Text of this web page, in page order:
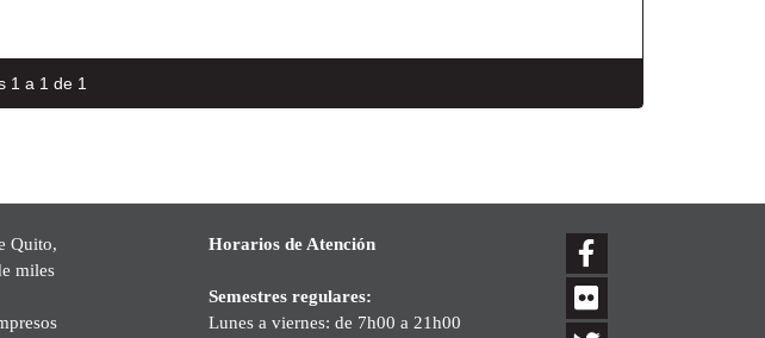
1 a 1 de 1
Quito,
miles
Horarios de Atención
Semestres regulares:
Lunes a viernes: de 7h00 a 21h00